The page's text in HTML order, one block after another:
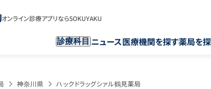
オンライン診療アプリならSOKUYAKU
診療科目 ニュース医療機関を探す薬局を
神奈川県 ハックドラッグシァル鶴見薬局